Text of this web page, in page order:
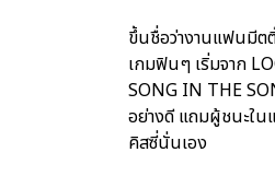
ขึ้นชื่อว่างานแฟนมีต
เกมฟินๆ เริ่มจาก
SONG IN THE
อย่างดี แถมผู้ชนะใน
คิสซี่นั่นเอง